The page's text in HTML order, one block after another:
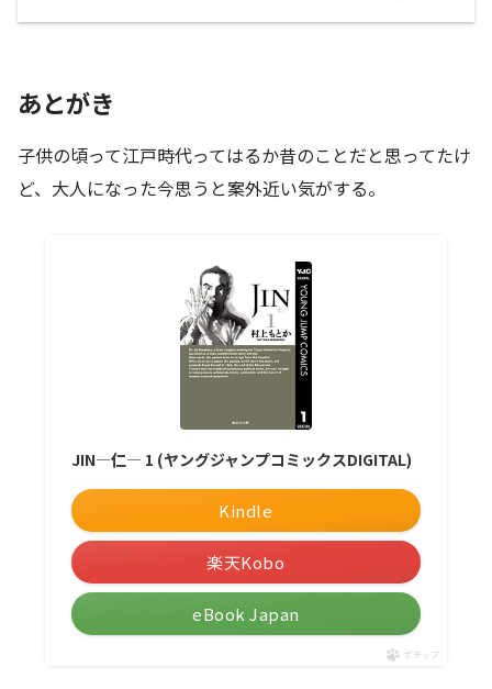
あとがき
子供の頃って江戸時代ってはるか昔のことだと思ってたけ
ど、大人になった今思うと案外近い気がする。
JIN―仁― 1 (ヤングジャンプコミックスDIGITAL)
Kindle
楽天Kobo
eBook Japan
ポチップ